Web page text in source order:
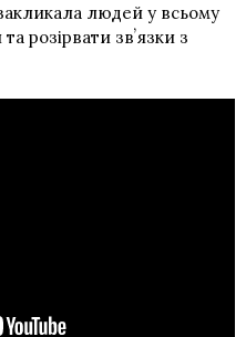
людей у ​​всьому
розірвати звʼязки з